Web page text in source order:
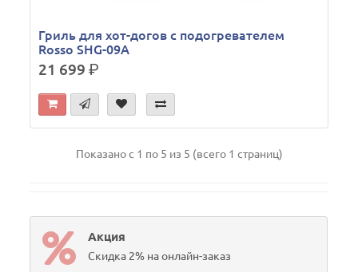
Гриль для хот-догов с подогревателем
Rosso SHG-09A
21 699р.
Показано с 1 по 5 из 5 (всего 1 страниц)
Акция
Скидка 2% на онлайн-заказ